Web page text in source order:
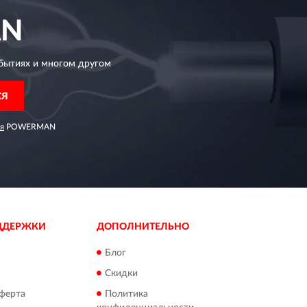
и многом другом
POWERMAN
ДОПОЛНИТЕЛЬНО
Блог
Скидки
Политика